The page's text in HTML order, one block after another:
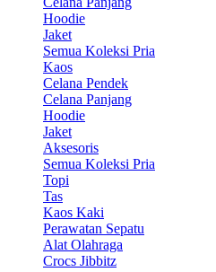
Hoodie
Jaket
Semua Koleksi Pria
Kaos
Celana Pendek
Celana Panjang
Hoodie
Jaket
Aksesoris
Semua Koleksi Pria
Topi
Tas
Kaos Kaki
Perawatan Sepatu
Alat Olahraga
Crocs Jibbitz